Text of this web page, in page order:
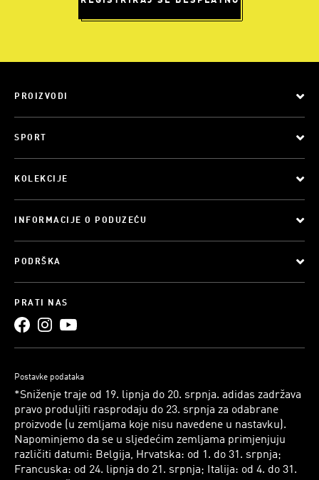
PROIZVODI
SPORT
KOLEKCIJE
INFORMACIJE O PODUZEĆU
PODRŠKA
PRATI NAS
Postavke podataka
*Sniženje traje od 19. lipnja do 20. srpnja. adidas zadržava
pravo produljiti rasprodaju do 23. srpnja za odabrane
proizvode (u zemljama koje nisu navedene u nastavku).
Napominjemo da se u sljedećim zemljama primjenjuju
različiti datumi: Belgija, Hrvatska: od 1. do 31. srpnja;
Francuska: od 24. lipnja do 21. srpnja; Italija: od 4. do 31.